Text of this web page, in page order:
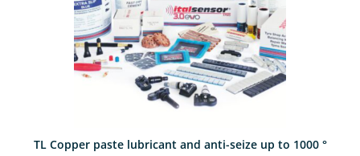
TL Copper paste lubricant and anti-seize up to 1000 °